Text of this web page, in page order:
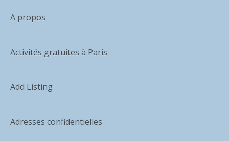
A propos
Activités gratuites à Paris
Add Listing
Adresses confidentielles